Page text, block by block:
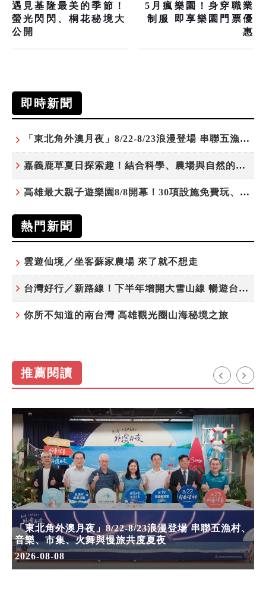
遇見基隆最美的季節！
螢光閃閃、桐花秘境大
公開
5月瘋樂園！身穿職業
制服 即享樂園門票優
惠
即時新聞
「東北角外澳月夜」8/22-8/23浪漫登場 串聯五漁村、音樂、市集、火舞與慢旅共度夏夜
嘉義鹿草夏日探索趣！結合科學、農場與自然的親子小旅行
高雄最大親子遊樂園8/8開幕！30項設施免費玩、YOYO家族嗨翻暑假
熱門新聞
雲遊仙境／坐客蘇家農場 來了就不想走
台灣好行／新路線！下半年增開大雪山線 暢遊台中更便利
你所不知道的南台灣 高雄觀光圈山海秘境之旅
推薦閱讀
「東北角外澳月夜」8/22-8/23浪漫登場 串聯五漁村、
音樂、市集、火舞與慢旅共度夏夜
2026-08-08